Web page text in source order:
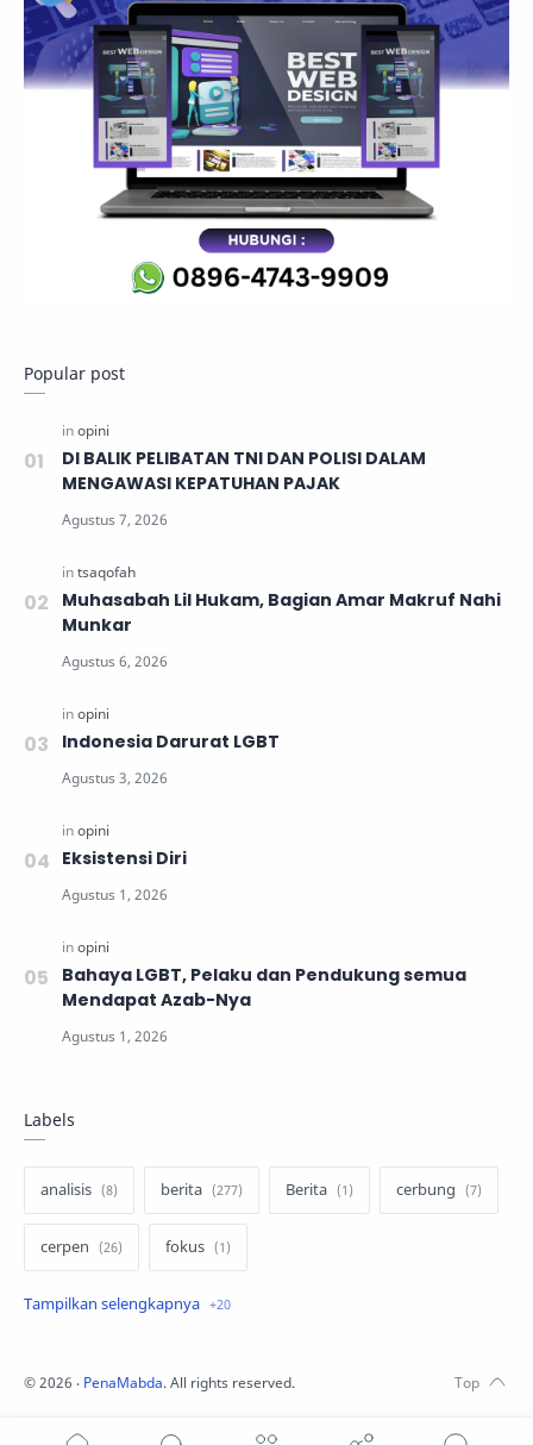
Popular post
DI BALIK PELIBATAN TNI DAN POLISI DALAM
MENGAWASI KEPATUHAN PAJAK
Muhasabah Lil Hukam, Bagian Amar Makruf Nahi
Munkar
Indonesia Darurat LGBT
Eksistensi Diri
Bahaya LGBT, Pelaku dan Pendukung semua
Mendapat Azab-Nya
Labels
analisis berita Berita cerbung
cerpen fokus
hukum internasional
©2026 ‧ PenaMabda. All rights reserved.